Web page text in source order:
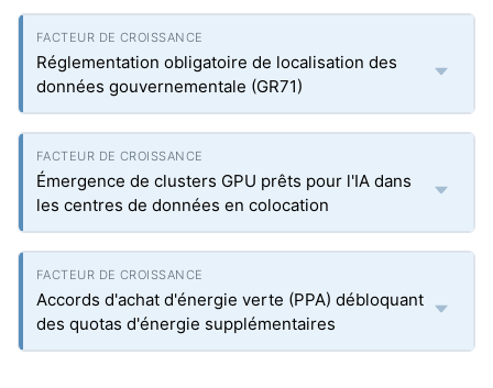
Réglementation obligatoire de localisation des
données gouvernementale (GR71)
Émergence de clusters GPU prêts pour l'IA dans
les centres de données en colocation
Accords d'achat d'énergie verte (PPA) débloquant
des quotas d'énergie supplémentaires